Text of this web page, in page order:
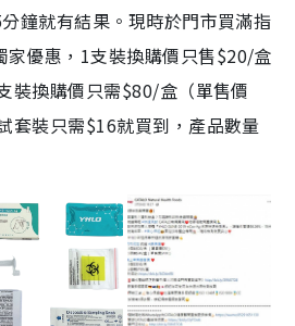
鐘就有結果。現時於門市買滿指
家優惠，1支裝換購價只售$20/盒
裝換購價只需$80/盒（單售價
套裝只需$16就買到，產品數量